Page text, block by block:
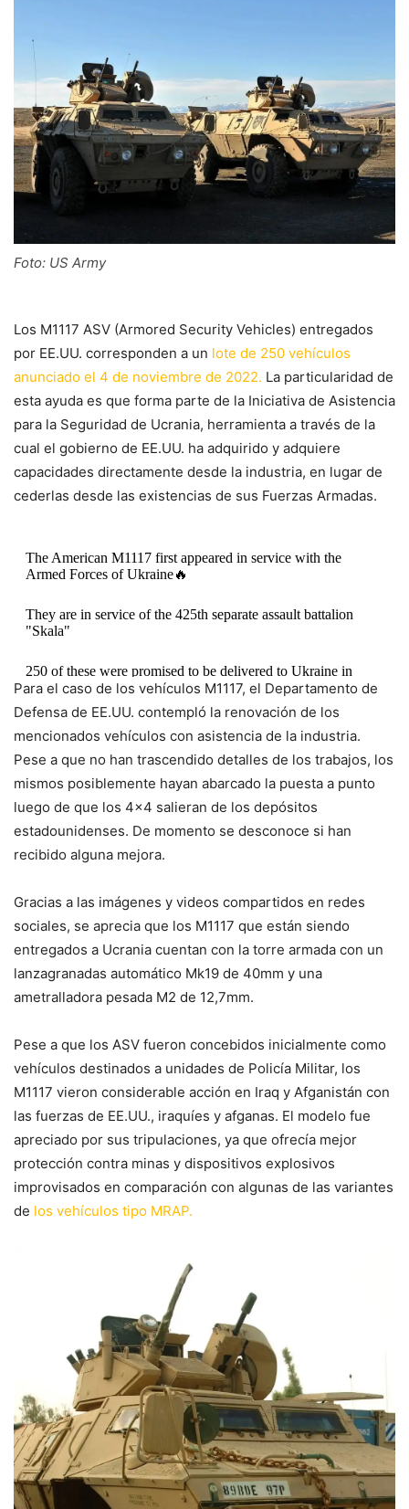
Foto: US Army
Los M1117 ASV (Armored Security Vehicles) entregados
por EE.UU. corresponden a un lote de 250 vehículos
anunciado el 4 de noviembre de 2022. La particularidad de
esta ayuda es que forma parte de la Iniciativa de Asistencia
para la Seguridad de Ucrania, herramienta a través de la
cual el gobierno de EE.UU. ha adquirido y adquiere
capacidades directamente desde la industria, en lugar de
cederlas desde las existencias de sus Fuerzas Armadas.
The American M1117 first appeared in service with the
Armed Forces of Ukraine🔥
They are in service of the 425th separate assault battalion
"Skala"
250 of these were promised to be delivered to Ukraine in
2022, the number delivered so far is unknown
pic.twitter.com/lkVGivOSJb
— Getty (@gettylegion) March 16, 2024
Para el caso de los vehículos M1117, el Departamento de
Defensa de EE.UU. contempló la renovación de los
mencionados vehículos con asistencia de la industria.
Pese a que no han trascendido detalles de los trabajos, los
mismos posiblemente hayan abarcado la puesta a punto
luego de que los 4×4 salieran de los depósitos
estadounidenses. De momento se desconoce si han
recibido alguna mejora.
Gracias a las imágenes y videos compartidos en redes
sociales, se aprecia que los M1117 que están siendo
entregados a Ucrania cuentan con la torre armada con un
lanzagranadas automático Mk19 de 40mm y una
ametralladora pesada M2 de 12,7mm.
Pese a que los ASV fueron concebidos inicialmente como
vehículos destinados a unidades de Policía Militar, los
M1117 vieron considerable acción en Iraq y Afganistán con
las fuerzas de EE.UU., iraquíes y afganas. El modelo fue
apreciado por sus tripulaciones, ya que ofrecía mejor
protección contra minas y dispositivos explosivos
improvisados en comparación con algunas de las variantes
de los vehículos tipo MRAP.